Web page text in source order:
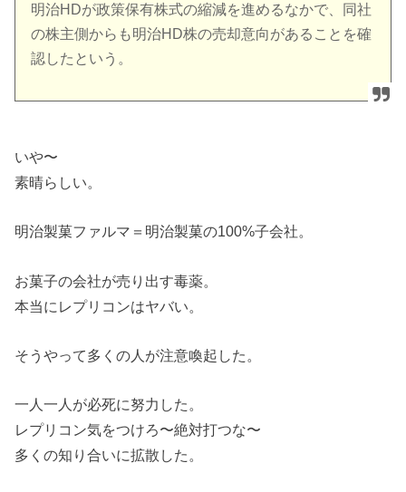
明治HDが政策保有株式の縮減を進めるなかで、同社
の株主側からも明治HD株の売却意向があることを確
認したという。
いや〜
素晴らしい。
明治製菓ファルマ＝明治製菓の100%子会社。
お菓子の会社が売り出す毒薬。
本当にレプリコンはヤバい。
そうやって多くの人が注意喚起した。
一人一人が必死に努力した。
レプリコン気をつけろ〜絶対打つな〜
多くの知り合いに拡散した。